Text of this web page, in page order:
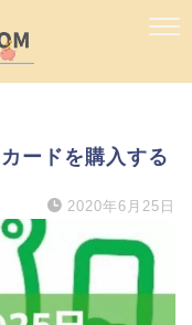
ードを購入する
2020年6月25日